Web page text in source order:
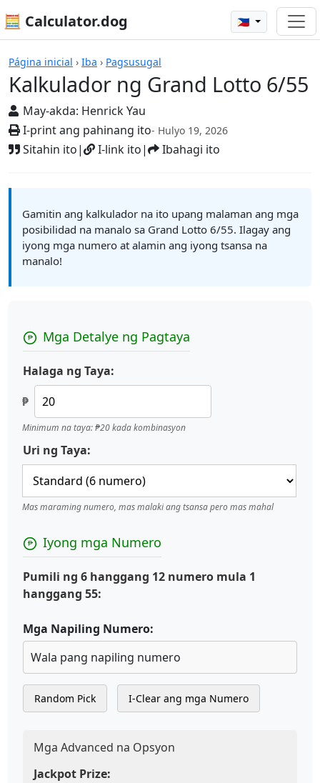
🧮 Calculator.dog 🇵🇭
Página inicial › Iba › Pagsusugal
Kalkulador ng Grand Lotto 6/55
May-akda: Henrick Yau
I-print ang pahinang ito- Hulyo 19, 2026
Sitahin ito| I-link ito| Ibahagi ito
Mga Kalkulador
Gamitin ang kalkulador na ito upang malaman ang mga
posibilidad na manalo sa Grand Lotto 6/55. Ilagay ang
iyong mga numero at alamin ang iyong tsansa na
manalo!
Mga Detalye ng Pagtaya
Halaga ng Taya:
₱
Minimum na taya: ₱20 kada kombinasyon
Uri ng Taya:
Mas maraming numero, mas malaki ang tsansa pero mas mahal
Iyong mga Numero
Pumili ng 6 hanggang 12 numero mula 1
hanggang 55:
Mga Napiling Numero:
Wala pang napiling numero
Random Pick I-Clear ang mga Numero
Mga Advanced na Opsyon
Jackpot Prize: